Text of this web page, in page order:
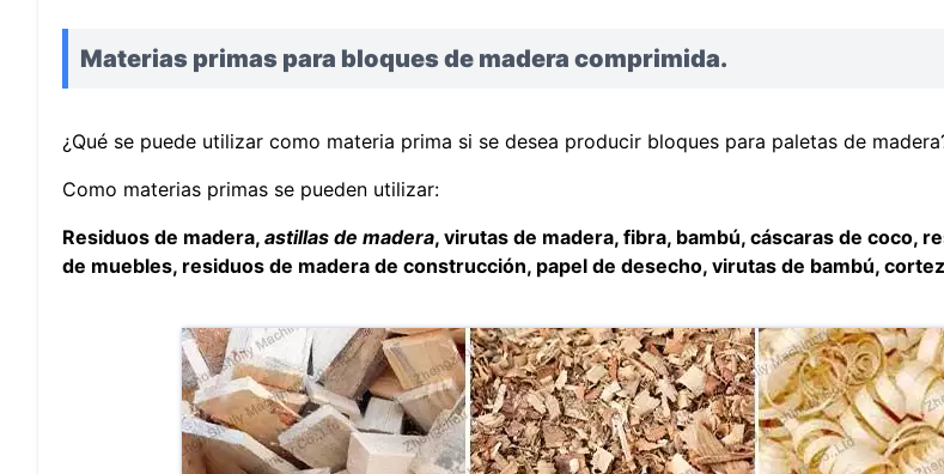
Materias primas para bloques de madera comprimida.
¿Qué se puede utilizar como materia prima si se desea producir bloques para paletas de
Como materias primas se pueden utilizar:
Residuos de madera, astillas de madera, virutas de madera, fibra, bambú, cáscaras de coco,
de muebles, residuos de madera de construcción, papel de desecho, virutas de bambú,